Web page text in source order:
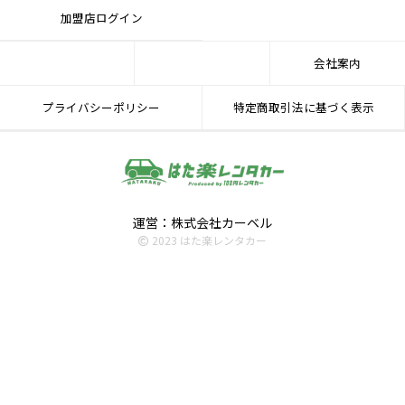
加盟店ログイン
会社案内
プライバシーポリシー 特定商取引法に基づく表示
運営：株式会社カーベル
2023 はた楽レンタカー